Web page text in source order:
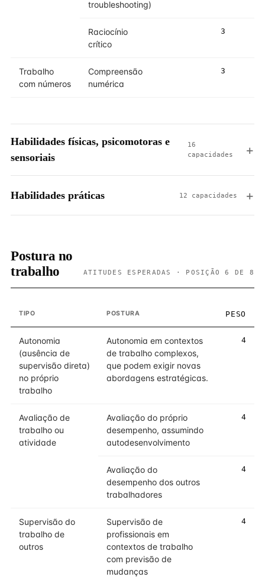
troubleshooting)
Raciocínio
crítico
3
Trabalho
com números
Compreensão
numérica
3
Habilidades físicas, psicomotoras e
sensoriais
16
capacidades
Habilidades práticas 12 capacidades
Postura no
trabalho
ATITUDES ESPERADAS · POSIÇÃO 6 DE 8
TIPO POSTURA PESO
Autonomia
(ausência de
supervisão direta)
no próprio
trabalho
Autonomia em contextos
de trabalho complexos,
que podem exigir novas
abordagens estratégicas.
4
Avaliação de
trabalho ou
atividade
Avaliação do próprio
desempenho, assumindo
autodesenvolvimento
4
Avaliação do
desempenho dos outros
trabalhadores
4
Supervisão do
trabalho de
outros
Supervisão de
profissionais em
contextos de trabalho
com previsão de
mudanças
4